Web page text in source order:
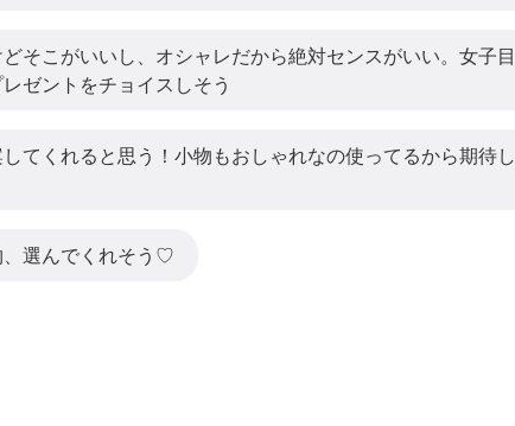
そこがいいし、オシャレだから絶対センスがいい。女子目
ゼントをチョイスしそう
てくれると思う！小物もおしゃれなの使ってるから期待し
、選んでくれそう♡